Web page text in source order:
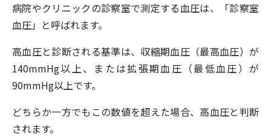
病院やクリニックの診察室で測定する血圧は、「診察室
血圧」と呼ばれます。
高血圧と診断される基準は、収縮期血圧（最高血圧）が
140mmHg以上、または拡張期血圧（最低血圧）が
90mmHg以上です。
どちらか一方でもこの数値を超えた場合、高血圧と判断
されます。